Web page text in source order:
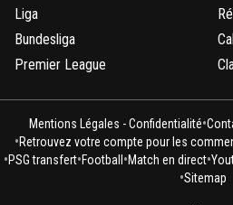
Liga
Bundesliga
Premier League
Mentions Légales - Confidentialité•
•Retrouvez votre compte pour les
•PSG transfert•Football •Match en direct•
•Sitemap